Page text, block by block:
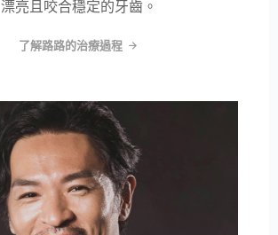
漂亮且咬合穩定的牙齒。
了解路路的治療過程